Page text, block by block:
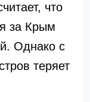
что
за Крым
Однако с
теряет